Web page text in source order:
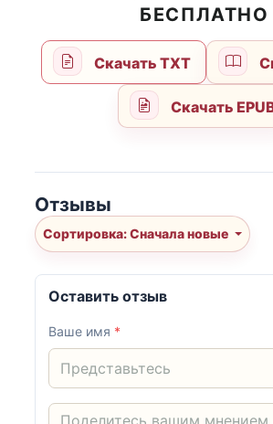
БЕСПЛАТНО
Скачать TXT
Скачать
Отзывы
Сортировка: Сначала новые
Оставить отзыв
Ваше имя *